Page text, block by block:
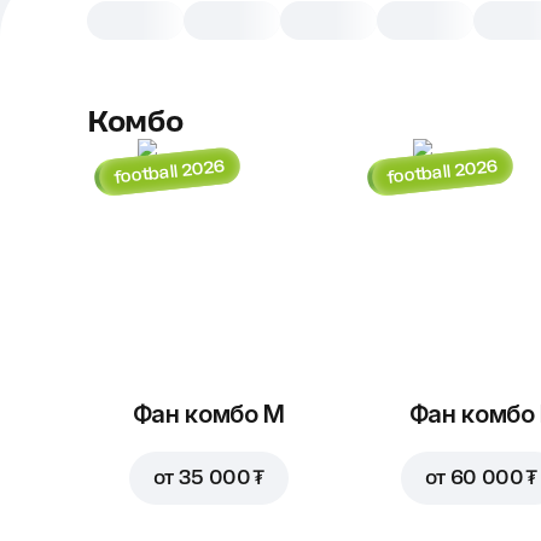
Комбо
football 2026
Фан комбо М
от 35 000 ₮
football 2026
Фан комбо
от 60 000 ₮